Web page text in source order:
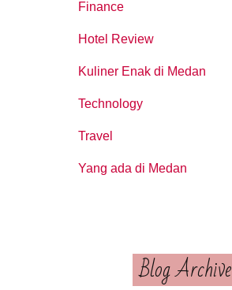
Finance
Hotel Review
Kuliner Enak di Medan
Technology
Travel
Yang ada di Medan
Blog Archive